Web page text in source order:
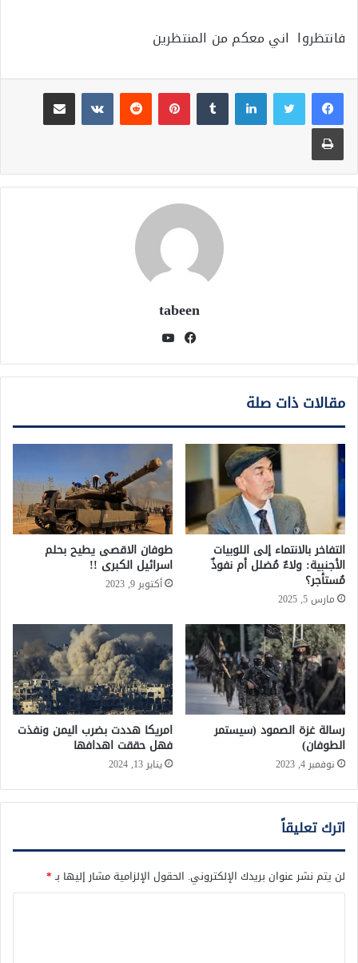
فانتظروا اني معكم من المنتظرين
لينكدإن بينتيريست
مشاركة عبر البريد
طباعة
tabeen
فيسبوك
مقالات ذات صلة
التفاخر بالانتماء إلى اللوبيات
الأجنبية: ولاءٌ مُضلل أم نفوذٌ
مُستأجر؟
مارس 5, 2025
طوفان الاقصى يطيح بحلم
اسرائيل الكبرى !!
أكتوبر 9, 2023
رسالة غزة الصمود (سيستمر
الطوفان)
نوفمبر 4, 2023
امريكا هددت بضرب اليمن ونفذت
فهل حققت اهدافها
يناير 13, 2024
اترك تعليقاً
لن يتم نشر عنوان بريدك الإلكتروني. الحقول الإلزامية مشار إليها بـ*